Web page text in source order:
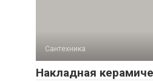
Сантехника
Накладная